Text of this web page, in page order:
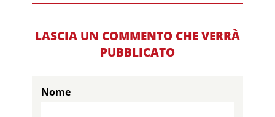
LASCIA UN COMMENTO CHE VERRÀ
PUBBLICATO
Nome